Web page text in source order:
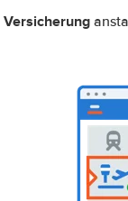
Versicherung